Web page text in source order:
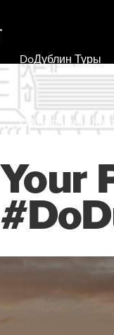
DoДублин Туры
О Компании /
Your